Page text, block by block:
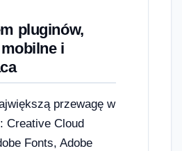
pluginów,
i
przewagę w
Creative Cloud
Fonts, Adobe